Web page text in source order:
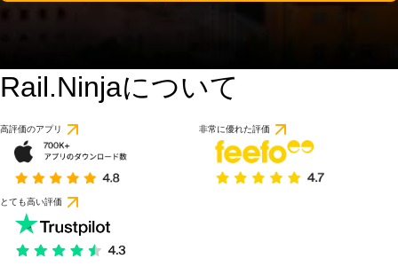
Rail.Ninjaについて
高評価のアプリ 非常に優れた評価
とても高い評価